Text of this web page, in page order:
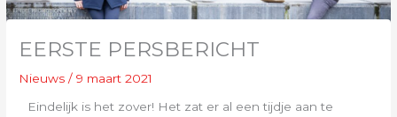
EERSTE PERSBERICHT
Nieuws /9 maart 2021
Eindelijk is het zover! Het zat er al een tijdje aan te